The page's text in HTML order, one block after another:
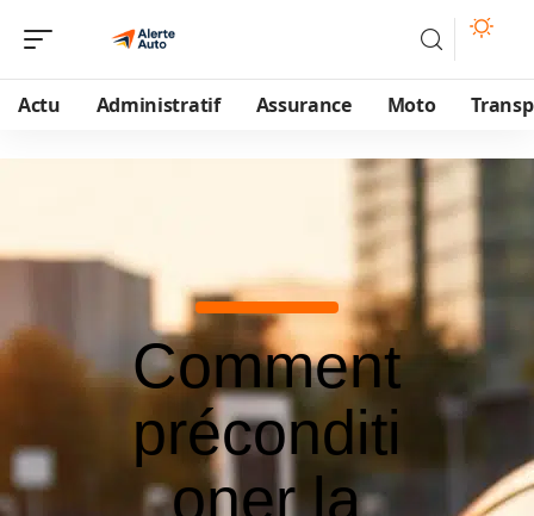
Actu Administratif Assurance Moto
Comment
préconditi
oner la